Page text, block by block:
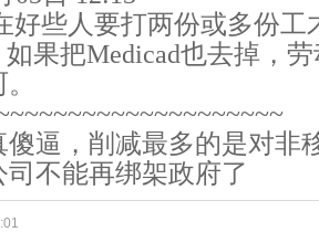
好些人要打两份或多份工
如果把Medicad也去掉，
逼，削减最多的是对非
不能再绑架政府了